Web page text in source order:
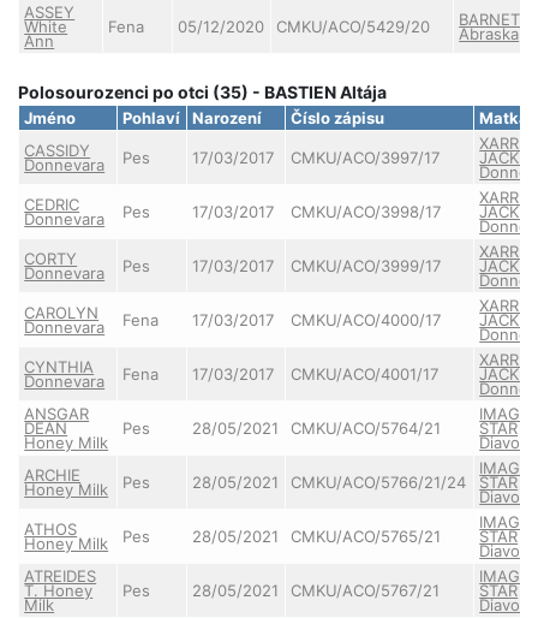
ASSEY
White
Ann
Fena 05/12/2020 CMKU/ACO/5429/20 BARNET
Abraska
Polosourozenci po otci (35) - BASTIEN Altája
Jméno Pohlaví Narození Číslo zápisu
Matka
CASSIDY
Donnevara Pes 17/03/2017 CMKU/ACO/3997/17
XARRIA
JACKIE
CEDRIC
Donnevara Pes 17/03/2017 CMKU/ACO/3998/17
XARRIA
JACKIE
CORTY
Donnevara Pes 17/03/2017 CMKU/ACO/3999/17
XARRIA
JACKIE
CAROLYN
Donnevara Fena 17/03/2017 CMKU/ACO/4000/17
XARRIA
JACKIE
CYNTHIA
Donnevara Fena 17/03/2017 CMKU/ACO/4001/17
XARRIA
JACKIE
ANSGAR
DEAN
Honey Milk
Pes 28/05/2021 CMKU/ACO/5764/21 STAR
ARCHIE
Honey Milk Pes 28/05/2021 CMKU/ACO/5766/21/24 STAR
ATHOS
Honey Milk Pes 28/05/2021 CMKU/ACO/5765/21 STAR
ATREIDES
T. Honey
Milk
Pes 28/05/2021 CMKU/ACO/5767/21 STAR